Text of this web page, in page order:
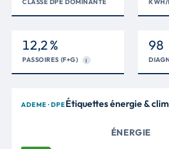
12,2 %
PASSOIRES (F+G) I
98
ADEME · DPEÉtiquettes énergie &
ÉNERGIE